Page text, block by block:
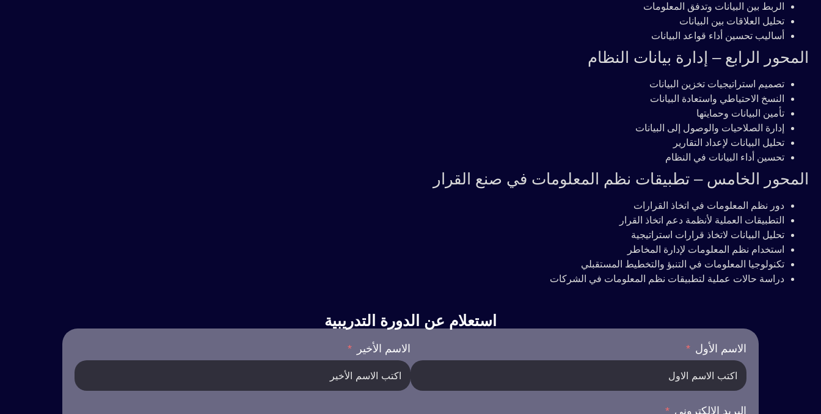
الربط بين البيانات وتدفق المعلومات
تحليل العلاقات بين البيانات
أساليب تحسين أداء قواعد البيانات
المحور الرابع – إدارة بيانات النظام
تصميم استراتيجيات تخزين البيانات
النسخ الاحتياطي واستعادة البيانات
تأمين البيانات وحمايتها
إدارة الصلاحيات والوصول إلى البيانات
تحليل البيانات لإعداد التقارير
تحسين أداء البيانات في النظام
المحور الخامس – تطبيقات نظم المعلومات في صنع القرار
دور نظم المعلومات في اتخاذ القرارات
التطبيقات العملية لأنظمة دعم اتخاذ القرار
تحليل البيانات لاتخاذ قرارات استراتيجية
استخدام نظم المعلومات لإدارة المخاطر
تكنولوجيا المعلومات في التنبؤ والتخطيط المستقبلي
دراسة حالات عملية لتطبيقات نظم المعلومات في الشركات
استعلام عن الدورة التدريبية
الاسم الأول الاسم الأخير
البريد الإلكتروني